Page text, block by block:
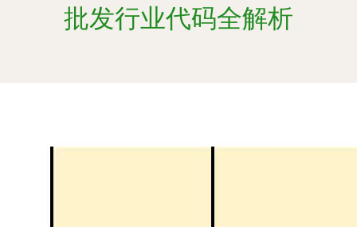
批发行业代码全解析